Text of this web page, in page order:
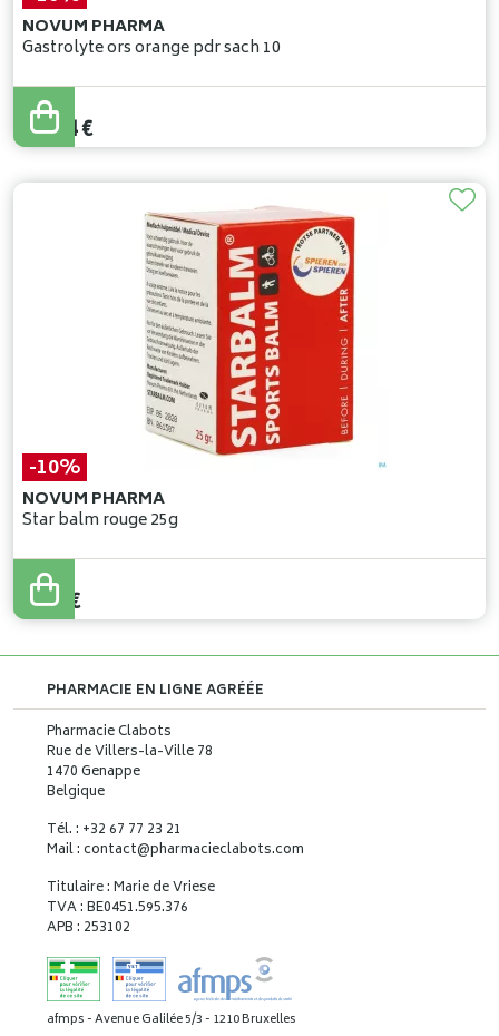
NOVUM PHARMA
Gastrolyte ors orange pdr sach 10
11,49
10,34€
-10%
NOVUM PHARMA
Star balm rouge 25g
9,81€
8,83 €
PHARMACIE EN LIGNE AGRÉÉE
Pharmacie Clabots
Rue de Villers-la-Ville 78
1470 Genappe
Belgique
Tél. : +32 67 77 23 21
Mail : contact@pharmacieclabots.com
Titulaire : Marie de Vriese
TVA : BE0451.595.376
APB : 253102
afmps - Avenue Galilée 5/3 - 1210 Bruxelles